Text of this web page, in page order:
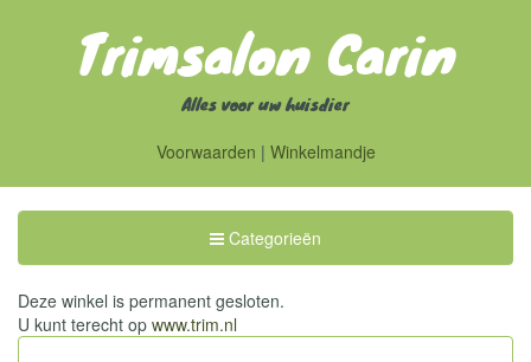
Trimsalon Carin
Alles voor uw huisdier
Voorwaarden | Winkelmandje
Toggle
Categorieën
Categorieën
Deze winkel is permanent gesloten.
U kunt terecht op www.trim.nl